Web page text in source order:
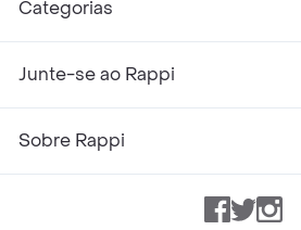
Categorias
Junte-se ao Rappi
Sobre Rappi
Facebook
Twitter